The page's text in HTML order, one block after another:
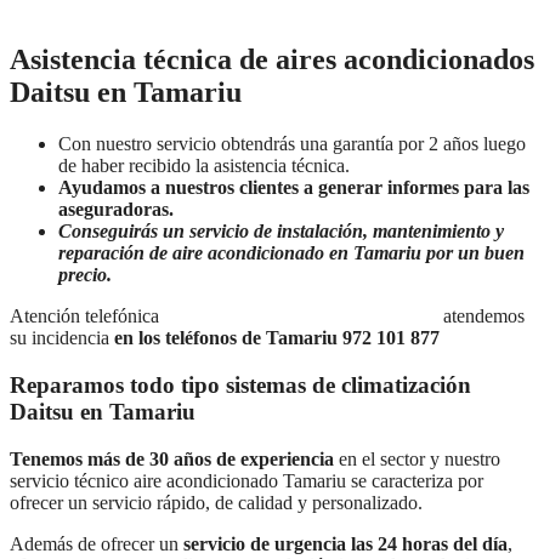
Asistencia técnica de aires acondicionados
Daitsu en Tamariu
Con nuestro servicio obtendrás una garantía por 2 años luego
de haber recibido la asistencia técnica.
Ayudamos a nuestros clientes a generar informes para las
aseguradoras.
Conseguirás un servicio de instalación, mantenimiento y
reparación de aire acondicionado en Tamariu por un buen
precio.
Atención telefónica
atendemos
su incidencia en los teléfonos de Tamariu 972 101 877
Reparamos todo tipo sistemas de climatización
Daitsu en Tamariu
Tenemos más de 30 años de experiencia en el sector y nuestro
servicio técnico aire acondicionado Tamariu se caracteriza por
ofrecer un servicio rápido, de calidad y personalizado.
Además de ofrecer un servicio de urgencia las 24 horas del día,